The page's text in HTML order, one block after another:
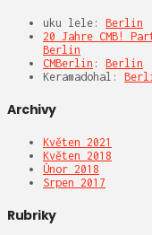
uku lele : Berlin
20 Jahre CMB!
Berlin
CMBerlin : Berlin
Keramadohal :
Archivy
Květen 2021
Květen 2018
Únor 2018
Srpen 2017
Rubriky